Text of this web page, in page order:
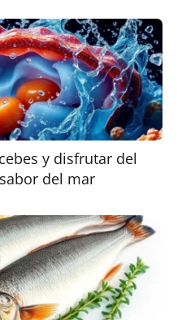
y disfrutar del
del mar